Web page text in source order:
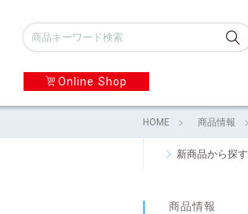
Online Shop
HOME 商品情報
新商品から探す
商品情報